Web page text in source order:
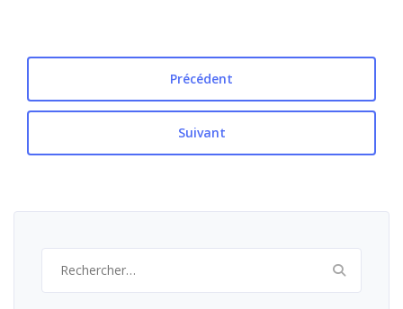
Précédent
Suivant